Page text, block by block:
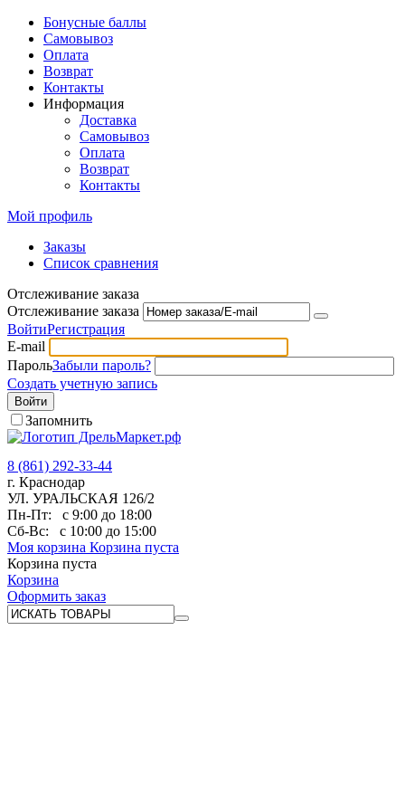
Бонусные баллы
Самовывоз
Оплата
Возврат
Контакты
Информация
Доставка
Самовывоз
Оплата
Возврат
Контакты
Мой профиль
Заказы
Список сравнения
Отслеживание заказа
Отслеживание заказа
ВойтиРегистрация
E-mail
ПарольЗабыли пароль?
Создать учетную запись
Войти
Запомнить
8 (861) 292-33-44
г. Краснодар
УЛ. УРАЛЬСКАЯ 126/2
Пн-Пт:
с 9:00 до 18:00
Сб-Вс:
с 10:00 до 15:00
Моя корзина Корзина пуста
Корзина пуста
Корзина
Оформить заказ